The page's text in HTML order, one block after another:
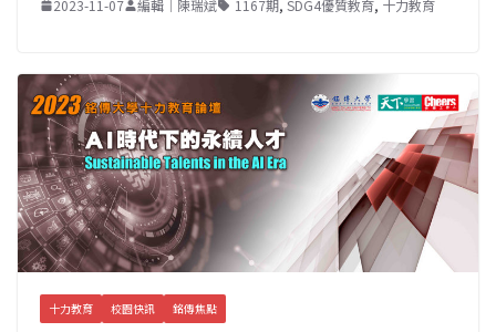
2023-11-07 編輯｜陳瑞斌 1167期, SDG4優質教育, 十力教育
十力教育 校園快訊 銘傳焦點